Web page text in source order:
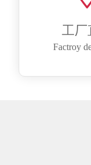
工厂
Factroy